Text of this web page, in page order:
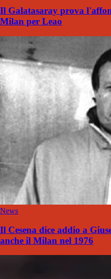
Il Galatasaray prova
Milan per Leao
News
Il Cesena dice addio a
anche il Milan nel 1976